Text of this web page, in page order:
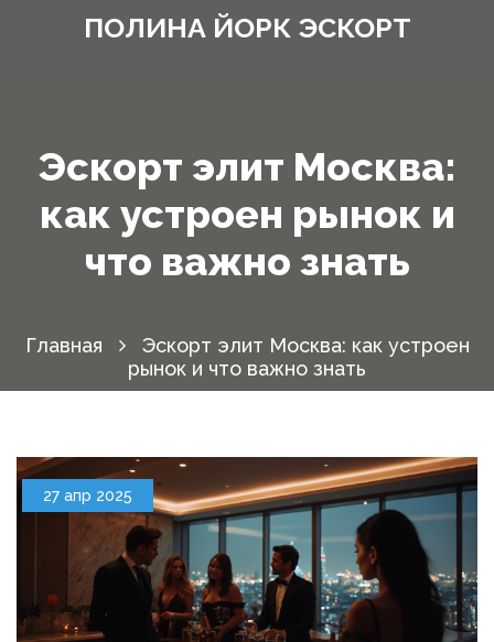
ПОЛИНА ЙОРК ЭСКОРТ
Эскорт элит Москва:
как устроен рынок и
что важно знать
Главная
Эскорт элит Москва: как устроен
рынок и что важно знать
27 апр 2025